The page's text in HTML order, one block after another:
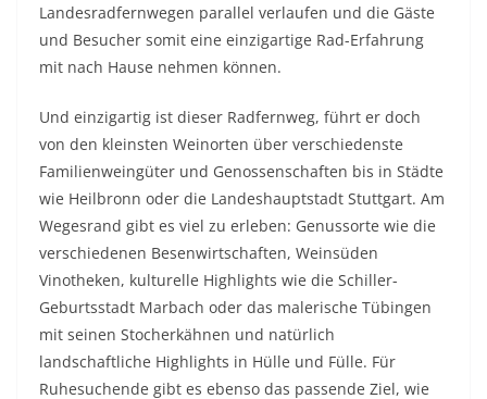
Landesradfernwegen parallel verlaufen und die Gäste
und Besucher somit eine einzigartige Rad-Erfahrung
mit nach Hause nehmen können.
Und einzigartig ist dieser Radfernweg, führt er doch
von den kleinsten Weinorten über verschiedenste
Familienweingüter und Genossenschaften bis in Städte
wie Heilbronn oder die Landeshauptstadt Stuttgart. Am
Wegesrand gibt es viel zu erleben: Genussorte wie die
verschiedenen Besenwirtschaften, Weinsüden
Vinotheken, kulturelle Highlights wie die Schiller-
Geburtsstadt Marbach oder das malerische Tübingen
mit seinen Stocherkähnen und natürlich
landschaftliche Highlights in Hülle und Fülle. Für
Ruhesuchende gibt es ebenso das passende Ziel, wie